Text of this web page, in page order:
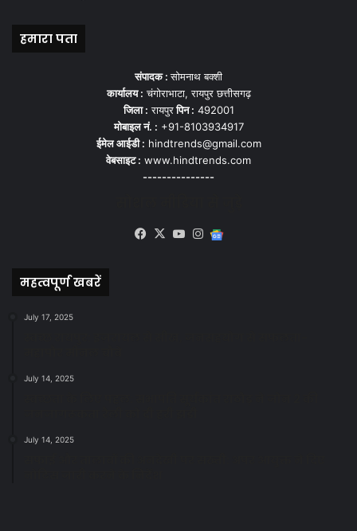
हमारा पता
संपादक :सोमनाथ बक्शी
कार्यालय : चंगोराभाटा, रायपुर छत्तीसगढ़
जिला : रायपुरपिन : 492001
मोबाइल नं. : +91-8103934917
ईमेल आईडी : hindtrends@gmail.com
वेबसाइट : www.hindtrends.com
---------------
Facebook
X YouTube
Instagram
महत्वपूर्ण खबरें
July 17, 2025
July 14, 2025
July 14, 2025